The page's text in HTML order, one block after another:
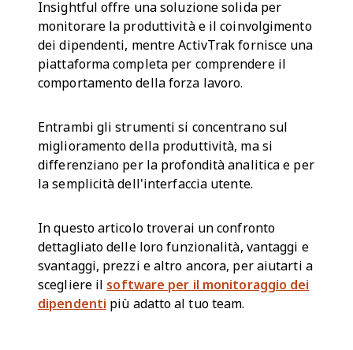
Insightful offre una soluzione solida per
monitorare la produttività e il coinvolgimento
dei dipendenti, mentre ActivTrak fornisce una
piattaforma completa per comprendere il
comportamento della forza lavoro.
Entrambi gli strumenti si concentrano sul
miglioramento della produttività, ma si
differenziano per la profondità analitica e per
la semplicità dell'interfaccia utente.
In questo articolo troverai un confronto
dettagliato delle loro funzionalità, vantaggi e
svantaggi, prezzi e altro ancora, per aiutarti a
scegliere il software per il monitoraggio dei
dipendenti più adatto al tuo team.